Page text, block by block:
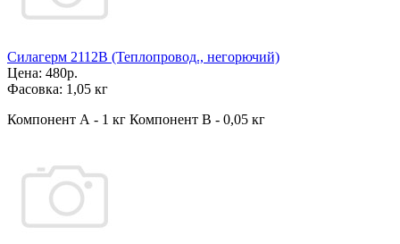
Силагерм 2112В (Теплопровод., негорючий)
Цена: 480р.
Фасовка: 1,05 кг
Компонент А - 1 кг Компонент В - 0,05 кг